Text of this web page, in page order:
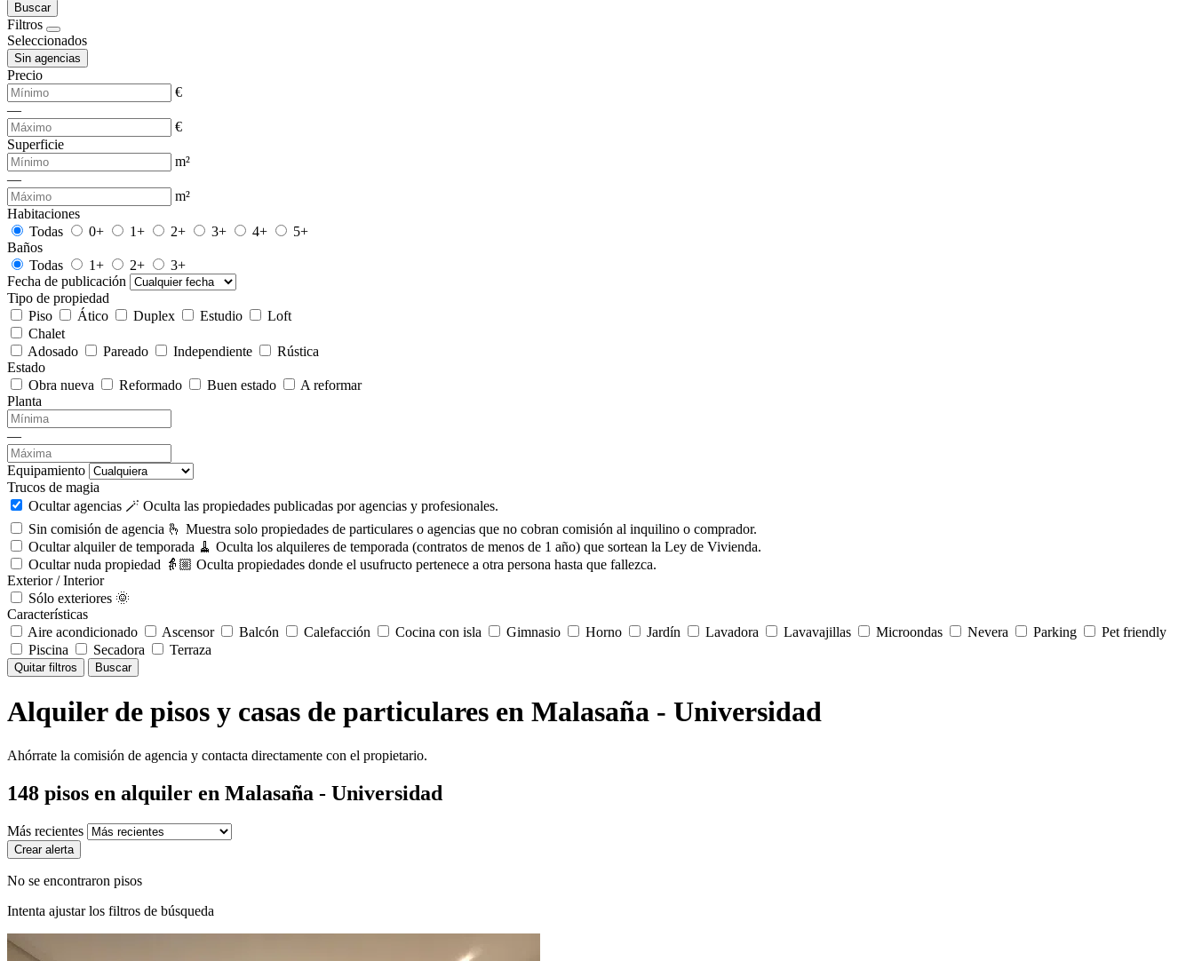
Buscar
Filtros
Seleccionados
Sin agencias
Precio
€
—
€
Superficie
m²
—
m²
Habitaciones
Todas
0+ 1+ 2+ 3+ 4+
5+
Baños
Todas
1+ 2+
3+
Fecha de publicación
Tipo de propiedad
Piso
Ático Duplex Estudio
Loft
Chalet
Adosado
Pareado Independiente
Rústica
Estado
Obra nueva
Reformado Buen estado
A reformar
Planta
—
Equipamiento
Trucos de magia
Ocultar agencias 🪄 Oculta las propiedades publicadas por agencias y profesionales.
Sin comisión de agencia 🫰 Muestra solo propiedades de particulares o agencias que no cobran comisión al inquilino o comprador.
Ocultar alquiler de temporada 🧹 Oculta los alquileres de temporada (contratos de menos de 1 año) que sortean la Ley de Vivienda.
Ocultar nuda propiedad 👵🏼 Oculta propiedades donde el usufructo pertenece a otra persona hasta que fallezca.
Exterior / Interior
Sólo exteriores 🌞
Características
Aire acondicionado
Ascensor Balcón Calefacción Cocina con isla Gimnasio Horno Jardín Lavadora Lavavajillas Microondas Nevera Parking
Pet friendly
Piscina
Secadora Terraza
Quitar filtros Buscar
Alquiler de pisos y casas de particulares en Malasaña - Universidad
Ahórrate la comisión de agencia y contacta directamente con el propietario.
148 pisos en alquiler en Malasaña - Universidad
Más recientes
Crear alerta
No se encontraron pisos
Intenta ajustar los filtros de búsqueda